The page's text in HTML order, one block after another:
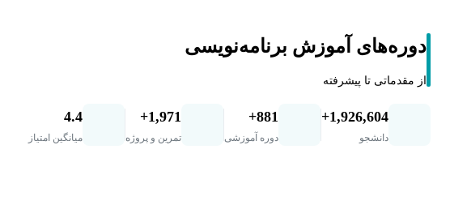
دوره‌های آموزش برنامه‌نویسی
از مقدماتی تا پیشرفته
1,926,604+
دانشجو
881+
دوره آموزشی
1,971+
تمرین و پروژه
4.4
میانگین امتیاز